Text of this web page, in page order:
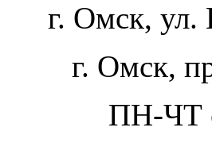
г. Омск, ул.
г. Омск,
ПН-ЧТ